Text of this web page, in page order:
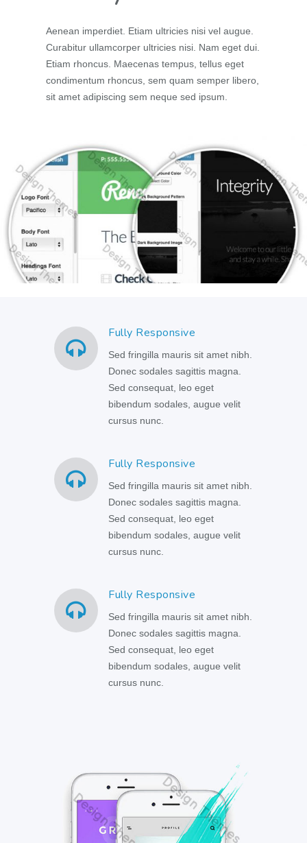
Aenean imperdiet. Etiam ultricies nisi vel augue.
Curabitur ullamcorper ultricies nisi. Nam eget dui.
Etiam rhoncus. Maecenas tempus, tellus eget
condimentum rhoncus, sem quam semper libero,
sit amet adipiscing sem neque sed ipsum.
Fully Responsive
Sed fringilla mauris sit amet nibh.
Donec sodales sagittis magna.
Sed consequat, leo eget
bibendum sodales, augue velit
cursus nunc.
Fully Responsive
Sed fringilla mauris sit amet nibh.
Donec sodales sagittis magna.
Sed consequat, leo eget
bibendum sodales, augue velit
cursus nunc.
Fully Responsive
Sed fringilla mauris sit amet nibh.
Donec sodales sagittis magna.
Sed consequat, leo eget
bibendum sodales, augue velit
cursus nunc.